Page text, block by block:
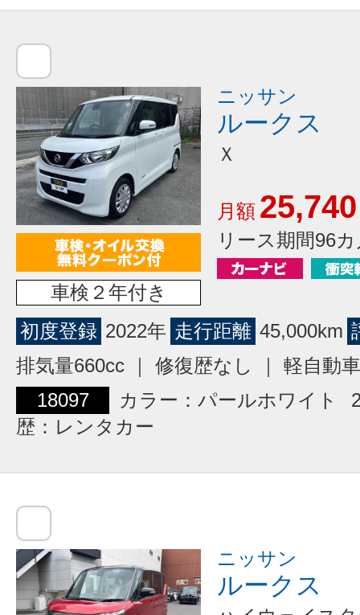
車検２年付き
ニッサン
ルークス
Ｘ
月額 25,740
リース期間96
初度登録 2022年 走行距離 45,000km
排気量660cc ｜ 修復歴なし ｜ 軽自動車
18097
カラー：パールホワイト
歴：レンタカー
ニッサン
ルークス